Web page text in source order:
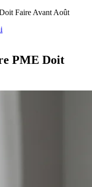
Faire Avant Août
PME Doit